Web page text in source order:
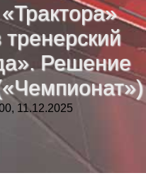
Решение
11.12.2025